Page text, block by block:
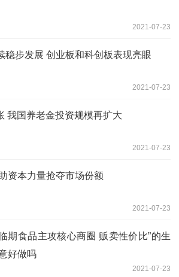
2021-07-23
稳步发展 创业板和科创板表现亮眼
2021-07-23
我国养老金投资规模再扩大
2021-07-23
资本力量抢夺市场份额
2021-07-23
期食品主攻核心商圈 贩卖性价比”的生
好做吗
2021-07-23